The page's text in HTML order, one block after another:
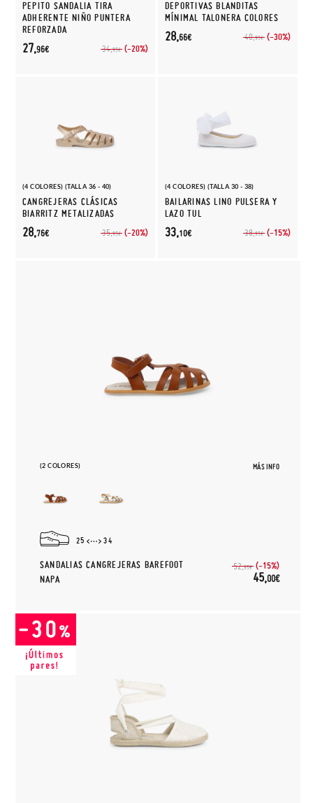
PEPITO SANDALIA TIRA
ADHERENTE NIÑO PUNTERA
REFORZADA
34,95€ (-20%)
27,96€
DEPORTIVAS BLANDITAS
MÍNIMAL TALONERA COLORES
40,95€ (-30%)
28,66€
(4 COLORES) (TALLA 36 - 40)
CANGREJERAS CLÁSICAS
BIARRITZ METALIZADAS
35,95€ (-20%)
28,76€
(4 COLORES) (TALLA 30 - 38)
BAILARINAS LINO PULSERA Y
LAZO TUL
38,95€ (-15%)
33,10€
(2 COLORES) MÁS INFO
25 34
SANDALIAS CANGREJERAS BAREFOOT
NAPA
52,95€ (-15%)
45,00€